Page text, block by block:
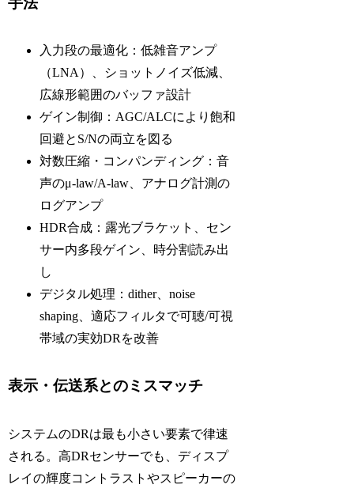
入力段の最適化：低雑音アンプ
（LNA）、ショットノイズ低減、
広線形範囲のバッファ設計
ゲイン制御：AGC/ALCにより飽和
回避とS/Nの両立を図る
対数圧縮・コンパンディング：音
声のμ-law/A-law、アナログ計測の
ログアンプ
HDR合成：露光ブラケット、セン
サー内多段ゲイン、時分割読み出
し
デジタル処理：dither、noise
shaping、適応フィルタで可聴/可視
帯域の実効DRを改善
表示・伝送系とのミスマッチ
システムのDRは最も小さい要素で律速
される。高DRセンサーでも、ディスプ
レイの輝度コントラストやスピーカーの